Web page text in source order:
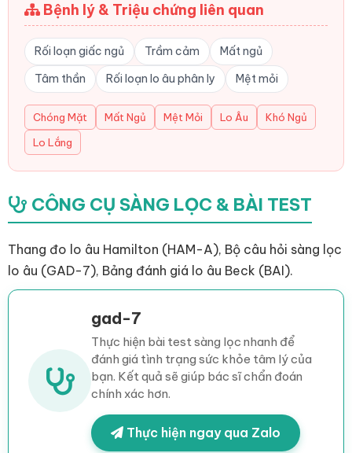
Bệnh lý & Triệu chứng liên quan
Rối loạn giấc ngủ Trầm cảm
Mất ngủ
Tâm thần
Rối loạn lo âu phân ly Mệt mỏi
Chóng Mặt Mất Ngủ Mệt Mỏi Lo Âu
Khó Ngủ
Lo Lắng
CÔNG CỤ SÀNG LỌC & BÀI TEST
Thang đo lo âu Hamilton (HAM-A), Bộ câu hỏi sàng lọc
lo âu (GAD-7), Bảng đánh giá lo âu Beck (BAI).
gad-7
Thực hiện bài test sàng lọc nhanh để
đánh giá tình trạng sức khỏe tâm lý của
bạn. Kết quả sẽ giúp bác sĩ chẩn đoán
chính xác hơn.
Thực hiện ngay qua Zalo